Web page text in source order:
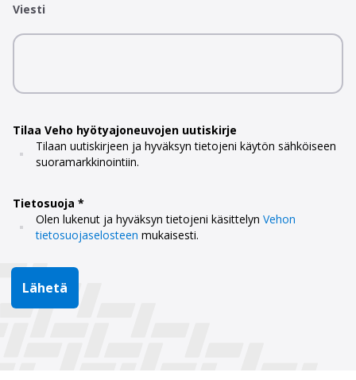
Viesti
Tilaa Veho hyötyajoneuvojen uutiskirje
Tilaan uutiskirjeen ja hyväksyn tietojeni käytön sähköiseen
suoramarkkinointiin.
Tietosuoja
Olen lukenut ja hyväksyn tietojeni käsittelyn Vehon
tietosuojaselosteen mukaisesti.
Lähetä